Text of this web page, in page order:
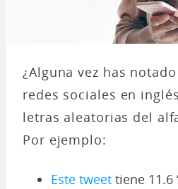
¿Alguna vez has
redes sociales en
letras aleatorias del
Por ejemplo:
Este tweet tiene 11.6